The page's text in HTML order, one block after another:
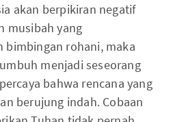
akan berpikiran negatif
musibah yang
bimbingan rohani, maka
menjadi seseorang
bahwa rencana yang
berujung indah. Cobaan